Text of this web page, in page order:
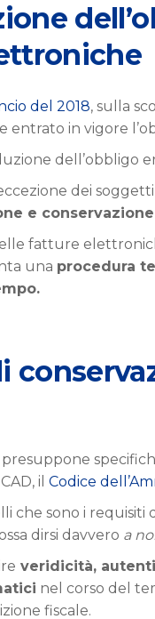
del 2018, sulla
entrato in vigore
dell’obbligo
dei
e
fatture
una procedura
il Codice
che sono i
dirsi davvero a
veridicità,
nel corso del
fiscale.